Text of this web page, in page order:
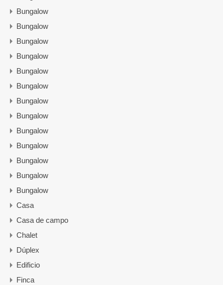
Bungalow
Bungalow
Bungalow
Bungalow
Bungalow
Bungalow
Bungalow
Bungalow
Bungalow
Bungalow
Bungalow
Bungalow
Bungalow
Casa
Casa de campo
Chalet
Dúplex
Edificio
Finca